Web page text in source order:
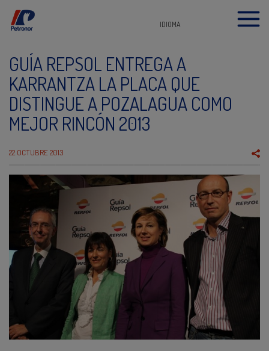
IDIOMA
GUÍA REPSOL ENTREGA A
KARRANTZA LA PLACA QUE
DISTINGUE A POZALAGUA COMO
MEJOR RINCÓN 2013
22 OCTUBRE 2013